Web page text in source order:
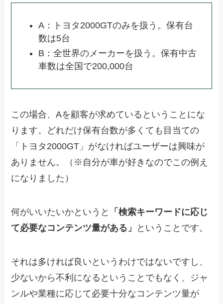
A：トヨタ2000GTのみを扱う。保有台
数は5台
B：全世界のメーカーを扱う。保有中古
車数は全国で200,000台
この場合、Aを顧客が求めているということにな
ります。どれだけ保有台数が多くても目当ての
「トヨタ2000GT」がなければユーザーは興味が
ありません。（※自分が車が好きなのでこの例え
になりました）
何がいいたいかというと
「検索キーワードに応じ
て必要なコンテンツ量がある」
ということです。
それは多ければ良いというわけではないですし、
少ないから不利になるということでもなく、ジャ
ンルや業種に応じて必要十分なコンテンツ量が